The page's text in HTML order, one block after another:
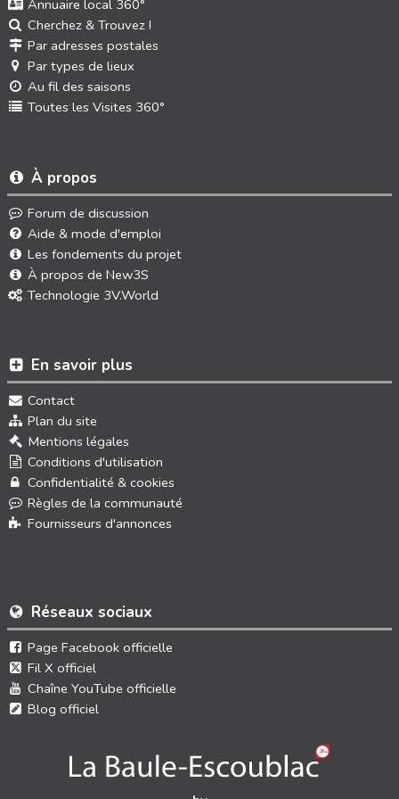
Réseaux sociaux
Page Facebook officielle
Fil X officiel
Chaîne YouTube officielle
Blog officiel
En savoir plus
Contact
Plan du site
Mentions légales
Conditions d'utilisation
Confidentialité & cookies
Règles de la communauté
Fournisseurs d'annonces
Annuaire local 360°
Cherchez & Trouvez !
Par adresses postales
Par types de lieux
Au fil des saisons
Toutes les Visites 360°
À propos
Forum de discussion
Aide & mode d'emploi
Les fondements du projet
À propos de New3S
Technologie 3V.World